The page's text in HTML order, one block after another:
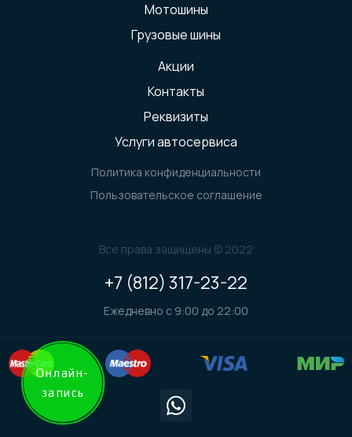
Мотошины
Грузовые шины
Акции
Контакты
Реквизиты
Услуги автосервиса
Политика конфиденциальности
Пользовательское соглашение
Все права защищены © 2022
+7 (812) 317-23-22
Ежедневно с 9:00 до 22:00
Онлайн-
запись